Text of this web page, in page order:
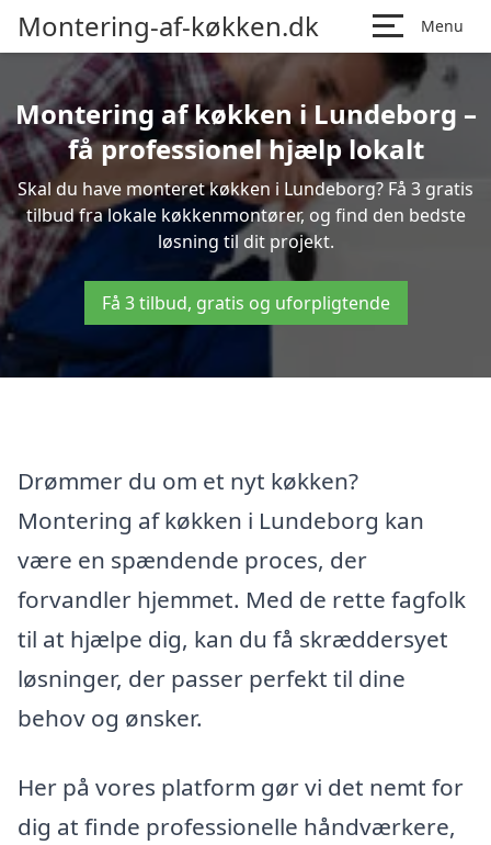
Montering-af-køkken.dk Menu
Montering af køkken i Lundeborg –
få professionel hjælp lokalt
Skal du have monteret køkken i Lundeborg? Få 3 gratis
tilbud fra lokale køkkenmontører, og find den bedste
løsning til dit projekt.
Få 3 tilbud, gratis og uforpligtende
Drømmer du om et nyt køkken?
Montering af køkken i Lundeborg kan
være en spændende proces, der
forvandler hjemmet. Med de rette fagfolk
til at hjælpe dig, kan du få skræddersyet
løsninger, der passer perfekt til dine
behov og ønsker.
Her på vores platform gør vi det nemt for
dig at finde professionelle håndværkere,